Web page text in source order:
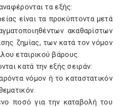
τα εξής:
είναι τα προκύπτοντα μετά
ακαθαρίστων
ζημίας, των κατά τον νόμον
εταιρικού βάρους.
κατά την εξής σειράν:
νόμον ή το καταστατικόν
ποσό για την καταβολή του